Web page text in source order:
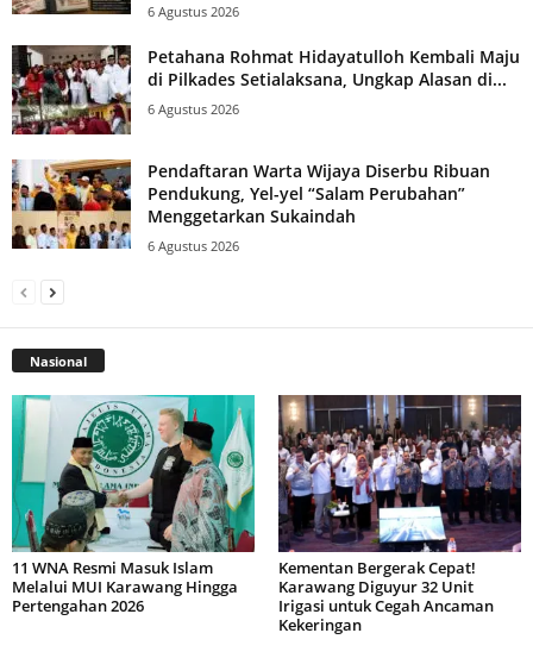
6 Agustus 2026
Petahana Rohmat Hidayatulloh Kembali Maju
di Pilkades Setialaksana, Ungkap Alasan di...
6 Agustus 2026
Pendaftaran Warta Wijaya Diserbu Ribuan
Pendukung, Yel-yel “Salam Perubahan”
Menggetarkan Sukaindah
6 Agustus 2026
Nasional
11 WNA Resmi Masuk Islam
Melalui MUI Karawang Hingga
Pertengahan 2026
Kementan Bergerak Cepat!
Karawang Diguyur 32 Unit
Irigasi untuk Cegah Ancaman
Kekeringan